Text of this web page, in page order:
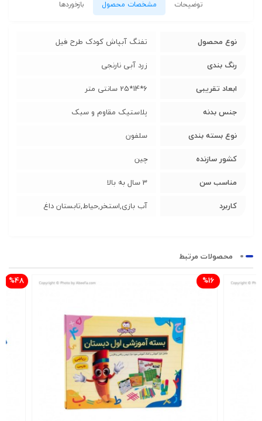
توضیحات مشخصات محصول بازخوردها
نوع محصول
تفنگ آبپاش کودک طرح فیل
رنگ بندی
زرد آبی نارنجی
ابعاد تقریبی
6*14*25 سانتی متر
جنس بدنه
پلاستیک مقاوم و سبک
نوع بسته بندی
سلفون
کشور سازنده
چین
مناسب سن
3 سال به بالا
کاربرد
آب بازی,استخر,حیاط,تابستان داغ
محصولات مرتبط
%16
%48